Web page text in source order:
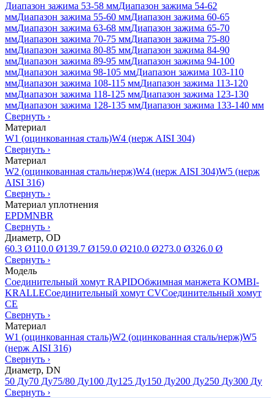
Диапазон зажима 53-58 ммДиапазон зажима 54-62
ммДиапазон зажима 55-60 ммДиапазон зажима 60-65
ммДиапазон зажима 63-68 ммДиапазон зажима 65-70
ммДиапазон зажима 70-75 ммДиапазон зажима 75-80
ммДиапазон зажима 80-85 ммДиапазон зажима 84-90
ммДиапазон зажима 89-95 ммДиапазон зажима 94-100
ммДиапазон зажима 98-105 ммДиапазон зажима 103-110
ммДиапазон зажима 108-115 ммДиапазон зажима 113-120
ммДиапазон зажима 118-125 ммДиапазон зажима 123-130
ммДиапазон зажима 128-135 ммДиапазон зажима 133-140 мм
Свернуть ›
Материал
W1 (оцинкованная сталь)W4 (нерж AISI 304)
Свернуть ›
Материал
W2 (оцинкованная сталь/нерж)W4 (нерж AISI 304)W5 (нерж
AISI 316)
Свернуть ›
Материал уплотнения
EPDMNBR
Свернуть ›
Диаметр, OD
60.3 Ø110.0 Ø139.7 Ø159.0 Ø210.0 Ø273.0 Ø326.0 Ø
Свернуть ›
Модель
Соединительный хомут RAPIDОбжимная манжета KOMBI-
KRALLEСоединительный хомут CVСоединительный хомут
CE
Свернуть ›
Материал
W1 (оцинкованная сталь)W2 (оцинкованная сталь/нерж)W5
(нерж AISI 316)
Свернуть ›
Диаметр, DN
50 Ду70 Ду75/80 Ду100 Ду125 Ду150 Ду200 Ду250 Ду300 Ду
Свернуть ›